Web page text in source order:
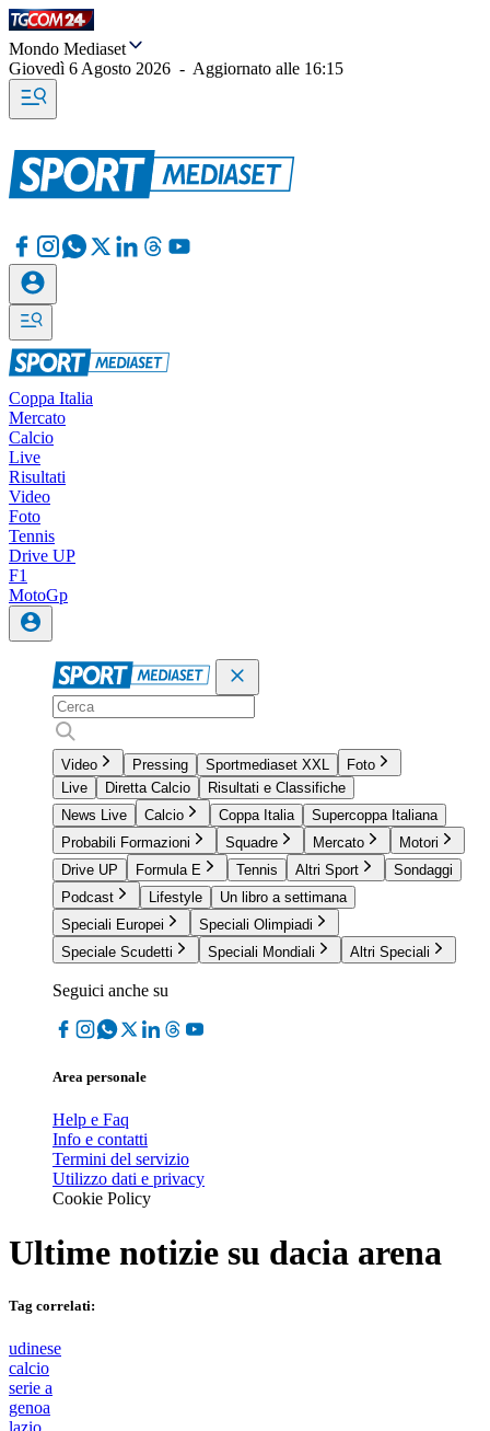
Mondo Mediaset
Giovedì 6 Agosto 2026 - Aggiornato alle 16:15
Coppa Italia
Mercato
Calcio
Live
Risultati
Video
Foto
Tennis
Drive UP
F1
MotoGp
Video Pressing Sportmediaset XXL
Foto
Live
Diretta Calcio
Risultati e Classifiche
News Live
Calcio Coppa Italia
Supercoppa Italiana
Probabili Formazioni
Squadre Mercato
Motori
Drive UP
Formula E Tennis Altri Sport
Sondaggi
Podcast
Lifestyle
Un libro a settimana
Speciali Europei
Speciali Olimpiadi
Speciale Scudetti
Speciali Mondiali Altri Speciali
Seguici anche su
Area personale
Help e Faq
Info e contatti
Termini del servizio
Utilizzo dati e privacy
Cookie Policy
Ultime notizie su dacia arena
Tag correlati:
udinese
calcio
serie a
genoa